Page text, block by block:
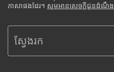
ភាសាផងដែរ។ សូមអានសេចក្តីជូនដំណឹង